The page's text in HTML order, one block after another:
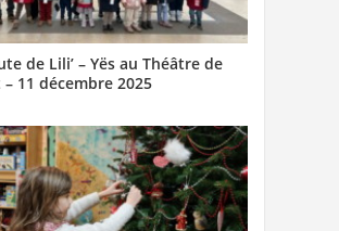
de Lili’ – Yës au Théâtre de
11 décembre 2025